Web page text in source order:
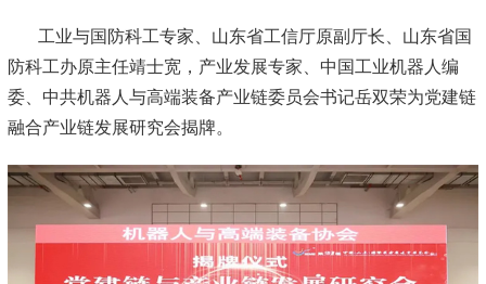
工业与国防科工专家、山东省工信厅原副厅长、山东省国
防科工办原主任靖士宽，产业发展专家、中国工业机器人编
委、中共机器人与高端装备产业链委员会书记岳双荣为党建链
融合产业链发展研究会揭牌。